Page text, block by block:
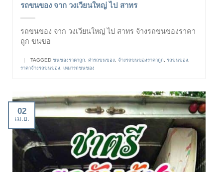
รถขนของ จาก วงเวียนใหญ่ ไป สาทร
รถขนของ จาก วงเวียนใหญ่ ไป สาทร จ้างรถขนของราคา
ถูก ขนขอ
TAGGED ขนของราคาถูก, ค่ารถขนของ, จ้างรถขนของราคาถูก, รถขนของ,
ราคาจ้างรถขนของ, เหมารถขนของ
02
เม.ย.